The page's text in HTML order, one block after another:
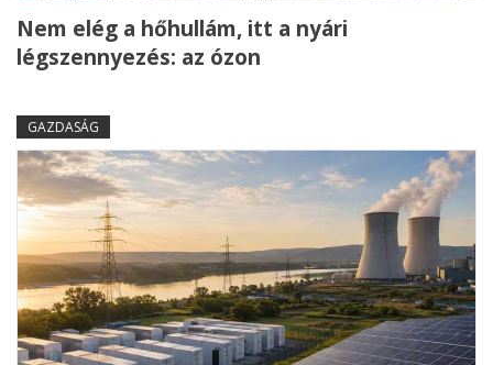
Nem elég a hőhullám, itt a nyári
légszennyezés: az ózon
GAZDASÁG